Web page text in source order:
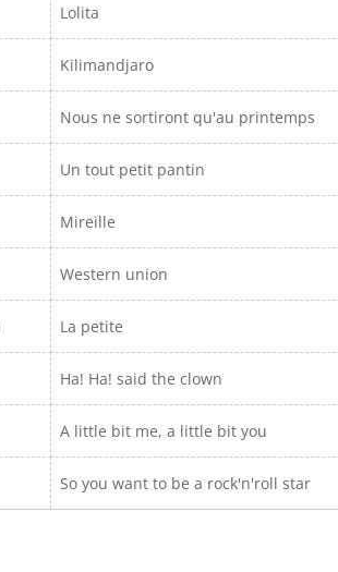
Lolita
Kilimandjaro
Nous ne sortiront qu'au printemps
Un tout petit pantin
Mireille
Western union
La petite
Ha! Ha! said the clown
A little bit me, a little bit you
So you want to be a rock'n'roll star